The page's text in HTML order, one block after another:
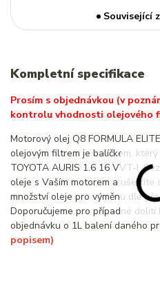
Související
Kompletní specifikace
Prosím s objednávkou (v
kontrolu vhodnosti olejového
Motorový olej Q8 FORMULA
olejovým filtrem je balíčkem,
TOYOTA AURIS 1.6 16 VVT-I.
oleje s Vaším motorem a ušetříte
množství oleje pro výměnu dle
Doporučujeme pro případné dolití
objednávku o 1L balení daného
popisem)